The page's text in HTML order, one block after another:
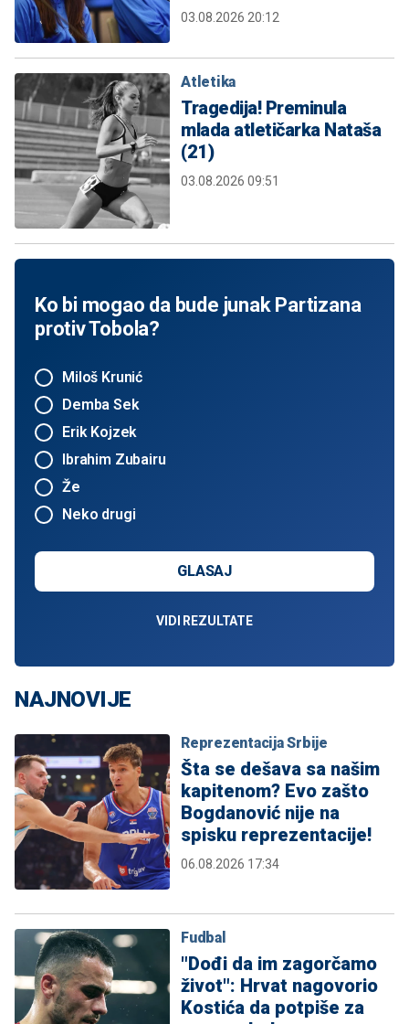
03.08.2026 20:12
Atletika
Tragedija! Preminula
mlada atletičarka Nataša
(21)
03.08.2026 09:51
Ko bi mogao da bude junak Partizana
protiv Tobola?
Miloš Krunić
Demba Sek
Erik Kojzek
Ibrahim Zubairu
Že
Neko drugi
GLASAJ
VIDI REZULTATE
NAJNOVIJE
Reprezentacija Srbije
Šta se dešava sa našim
kapitenom? Evo zašto
Bogdanović nije na
spisku reprezentacije!
06.08.2026 17:34
Fudbal
"Dođi da im zagorčamo
život": Hrvat nagovorio
Kostića da potpiše za